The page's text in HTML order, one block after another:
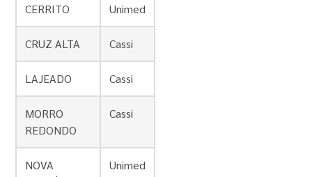
CERRITO Unimed
CRUZ ALTA Cassi
LAJEADO Cassi
MORRO
REDONDO
Cassi
NOVA
Unimed